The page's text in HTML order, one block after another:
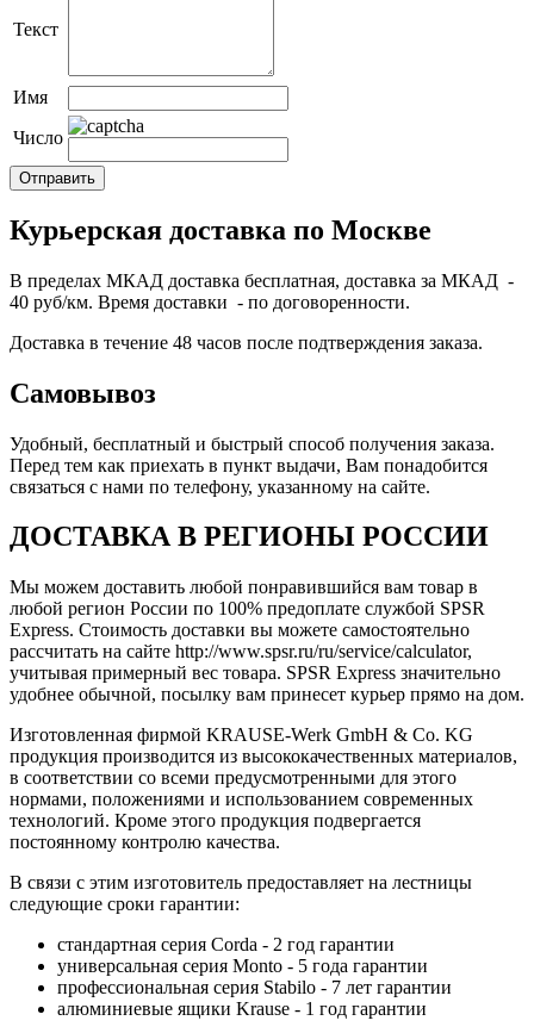
Текст
Имя
Число
Курьерская доставка по Москве
В пределах МКАД доставка бесплатная, доставка за МКАД -
40 руб/км. Время доставки - по договоренности.
Доставка в течение 48 часов после подтверждения заказа.
Самовывоз
Удобный, бесплатный и быстрый способ получения заказа.
Перед тем как приехать в пункт выдачи, Вам понадобится
связаться с нами по телефону, указанному на сайте.
ДОСТАВКА В РЕГИОНЫ РОССИИ
Мы можем доставить любой понравившийся вам товар в
любой регион России по 100% предоплате службой SPSR
Express. Стоимость доставки вы можете самостоятельно
рассчитать на сайте http://www.spsr.ru/ru/service/calculator,
учитывая примерный вес товара. SPSR Express значительно
удобнее обычной, посылку вам принесет курьер прямо на дом.
Изготовленная фирмой KRAUSE-Werk GmbH & Со. KG
продукция производится из высококачественных материалов,
в соответствии со всеми предусмотренными для этого
нормами, положениями и использованием современных
технологий. Кроме этого продукция подвергается
постоянному контролю качества.
В связи с этим изготовитель предоставляет на лестницы
следующие сроки гарантии:
стандартная серия Corda - 2 год гарантии
универсальная серия Monto - 5 года гарантии
профессиональная серия Stabilo - 7 лет гарантии
алюминиевые ящики Krause - 1 год гарантии